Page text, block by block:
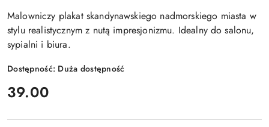
Malowniczy plakat skandynawskiego nadmorskiego miasta w
stylu realistycznym z nutą impresjonizmu. Idealny do salonu,
sypialni i biura.
Dostępność: Duża dostępność
cena:
39.00